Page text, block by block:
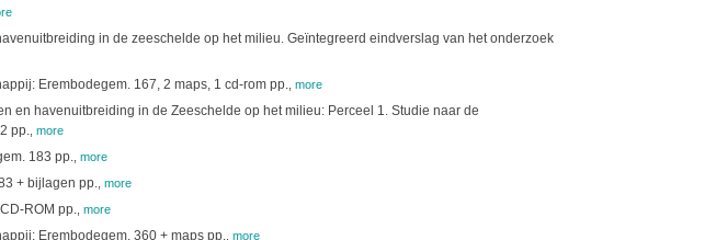
in de zeeschelde op het milieu. Geïntegreerd eindverslag van het onderzoek
Erembodegem. 167, 2 maps, 1 cd-rom pp. more
havenuitbreiding in de Zeeschelde op het milieu: Perceel 1. Studie naar de
pp. more
183 pp. more
+ bijlagen pp. more
ROM pp. more
Erembodegem. 360 + maps pp. more